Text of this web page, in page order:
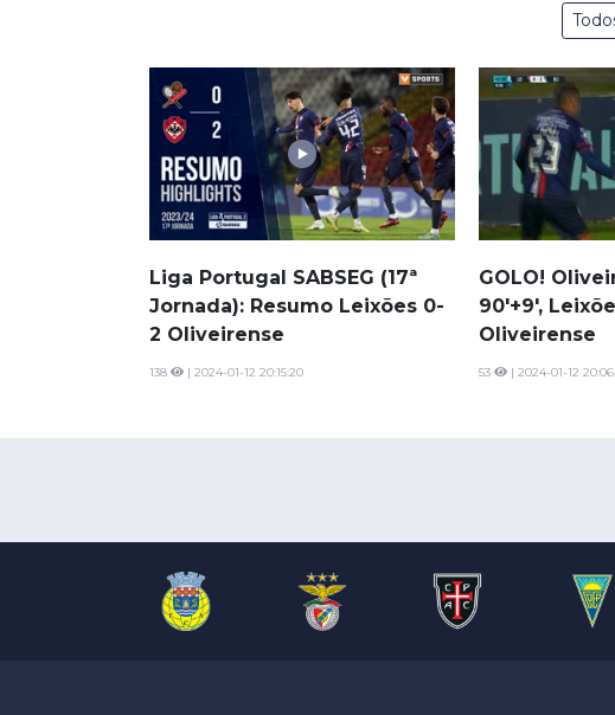
Liga Portugal SABSEG (17ª
Jornada): Resumo Leixões 0-
2 Oliveirense
138 | 2024-01-12 20:15:20
GOLO!
90'+9',
Oliveirense
53 | 2024-01-12